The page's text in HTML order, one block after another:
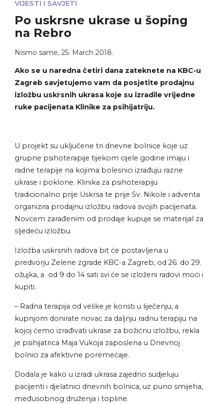
VIJESTI I SAVJETI
Po uskrsne ukrase u šoping
na Rebro
Nismo same, 25. March 2018.
Ako se u naredna četiri dana zateknete na KBC-u
Zagreb savjetujemo vam da posjetite prodajnu
izložbu uskrsnih ukrasa koje su izradile vrijedne
ruke pacijenata Klinike za psihijatriju.
U projekt su uključene tri dnevne bolnice koje uz
grupne psihoterapije tijekom cijele godine imaju i
radne terapije na kojima bolesnici izrađuju razne
ukrase i poklone. Klinika za psihoterapiju
tradicionalno prije Uskrsa te prije Sv. Nikole i adventa
organizira prodajnu izložbu radova svojih pacijenata.
Novcem zarađenim od prodaje kupuje se materijal za
sljedeću izložbu.
Izložba uskrsnih radova bit će postavljena u
predvorju Zelene zgrade KBC-a Zagreb, od 26. do 29.
ožujka, a od 9 do 14 sati svi će se izloženi radovi moći i
kupiti.
– Radna terapija od velike je koristi u liječenju, a
kupnjom donirate novac za daljnju radnu terapiju na
kojoj ćemo izrađivati ukrase za božićnu izložbu, rekla
je psihijatrica Maja Vukoja zaposlena u Dnevnoj
bolnici za afektivne poremećaje.
Dodala je kako u izradi ukrasa zajedno sudjeluju
pacijenti i djelatnici dnevnih bolnica, uz puno smijeha,
međusobnog druženja i topline.